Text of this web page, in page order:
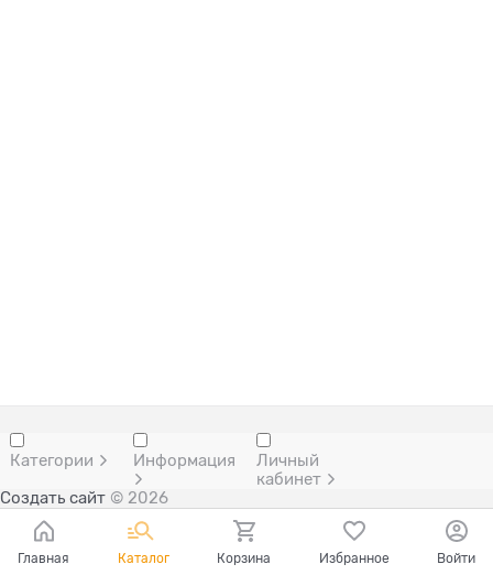
Категории Информация
Личный
кабинет
Создать сайт © 2026
Главная Каталог Корзина Избранное Войти